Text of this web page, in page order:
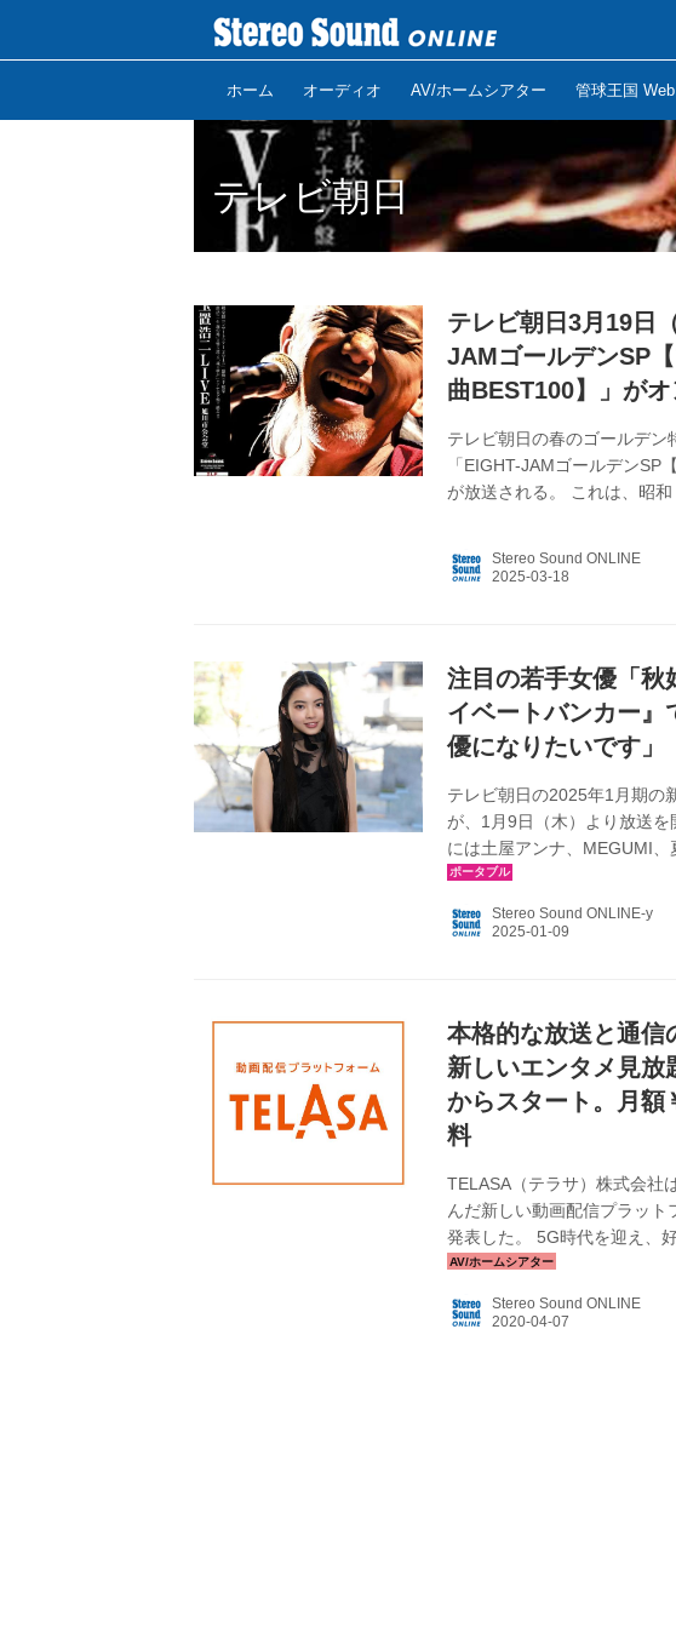
ホーム オーディオ AV/ホームシアター 管球王国 Web
テレビ朝日
テレビ朝日3月19日
JAMゴールデンSP
曲BEST100】」が
テレビ朝日の春のゴールデン
「EIGHT-JAMゴールデンSP
が放送される。 これは、昭
さんだ名曲の数々が堪能でき
Stereo Sound ONLINE
注目の若手女優「秋
イベートバンカー』
優になりたいです」
テレビ朝日の2025年1月期の
が、1月9日（木）より放送
には土屋アンナ、MEGUMI、
ラマとなる。物語は、富裕層
に、資産家の周囲で起こるマ
Stereo Sound ONLINE-y
本格的な放送と通信
新しいエンタメ見放
からスタート。月額
料
TELASA（テラサ）株式会社
んだ新しい動画配信プラット
発表した。 5G時代を迎え、
番組を始めとする、ドラマ、
ンナップで楽しめるサービス
Stereo Sound ONLINE